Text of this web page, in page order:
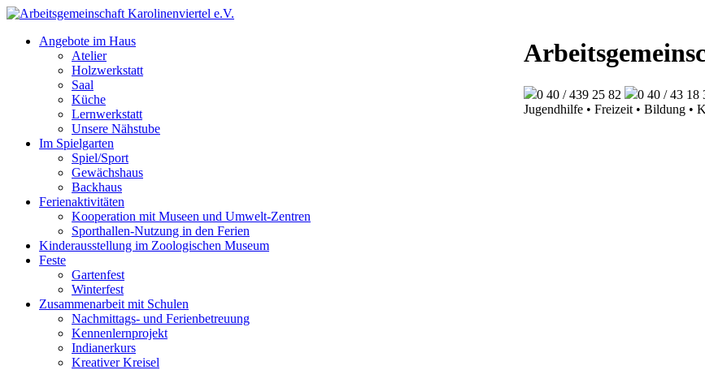
Skip
content
0 40 / 439 25 82 0 40 / 43 18
Jugendhilfe • Freizeit • Bildung •
Angebote im Haus
Atelier
Holzwerkstatt
Saal
Küche
Lernwerkstatt
Unsere Nähstube
Im Spielgarten
Spiel/Sport
Gewächshaus
Backhaus
Ferienaktivitäten
Kooperation mit Museen und Umwelt-Zentren
Sporthallen-Nutzung in den Ferien
Kinderausstellung im Zoologischen Museum
Feste
Gartenfest
Winterfest
Zusammenarbeit mit Schulen
Nachmittags- und Ferienbetreuung
Kennenlernprojekt
Indianerkurs
Kreativer Kreisel